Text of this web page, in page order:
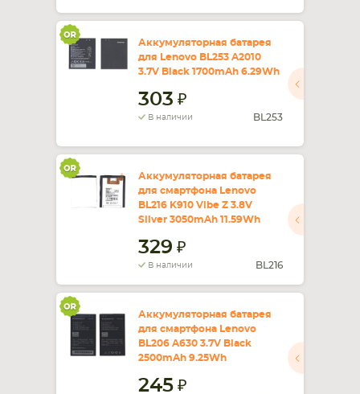
Аккумуляторная батарея
для Lenovo BL253 A2010
3.7V Black 1700mAh 6.29Wh
303
В наличии BL253
Аккумуляторная батарея
для смартфона Lenovo
BL216 K910 Vibe Z 3.8V
Silver 3050mAh 11.59Wh
329
В наличии BL216
Аккумуляторная батарея
для смартфона Lenovo
BL206 A630 3.7V Black
2500mAh 9.25Wh
245